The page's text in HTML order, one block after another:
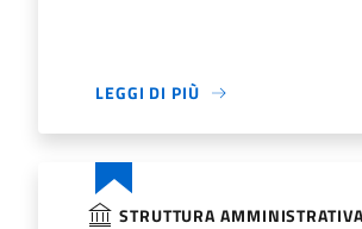
LEGGI DI PIÙ
STRUTTURA